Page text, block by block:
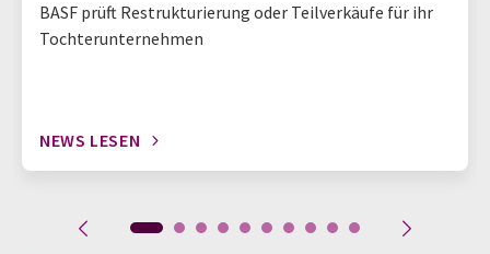
BASF prüft Restrukturierung oder Teilverkäufe für ihr
Tochterunternehmen
NEWS LESEN